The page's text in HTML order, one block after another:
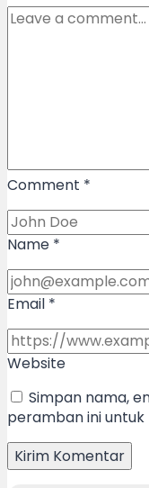
Comment *
Name *
Email *
Website
Simpan nama,
peramban ini